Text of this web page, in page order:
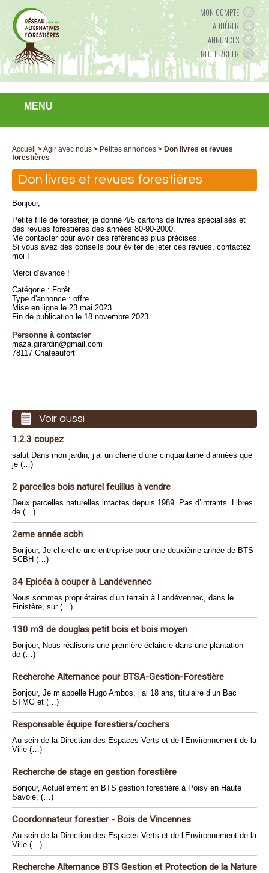
MON COMPTE
ADHÉRER
ANNONCES
RECHERCHER
MENU
Accueil >Agir avec nous > Petites annonces > Don livres et revues
forestières
Don livres et revues forestières
Bonjour,
Petite fille de forestier, je donne 4/5 cartons de livres spécialisés et
des revues forestières des années 80-90-2000.
Me contacter pour avoir des références plus précises.
Si vous avez des conseils pour éviter de jeter ces revues, contactez
moi !
Merci d’avance !
Catégorie : Forêt
Type d'annonce : offre
Mise en ligne le 23 mai 2023
Fin de publication le 18 novembre 2023
Personne à contacter
maza.girardin@gmail.com
78117 Chateaufort
Voir aussi
1.2.3 coupez
salut Dans mon jardin, j’ai un chene d’une cinquantaine d’années que
je (…)
2 parcelles bois naturel feuillus à vendre
Deux parcelles naturelles intactes depuis 1989. Pas d’intrants. Libres
de (…)
2eme année scbh
Bonjour, Je cherche une entreprise pour une deuxième année de BTS
SCBH (…)
34 Epicéa à couper à Landévennec
Nous sommes propriétaires d’un terrain à Landévennec, dans le
Finistère, sur (…)
130 m3 de douglas petit bois et bois moyen
Bonjour, Nous réalisons une première éclaircie dans une plantation
de (…)
Recherche Alternance pour BTSA-Gestion-Forestière
Bonjour, Je m’appelle Hugo Ambos, j’ai 18 ans, titulaire d’un Bac
STMG et (…)
Responsable équipe forestiers/cochers
Au sein de la Direction des Espaces Verts et de l’Environnement de la
Ville (…)
Recherche de stage en gestion forestière
Bonjour, Actuellement en BTS gestion forestière à Poisy en Haute
Savoie, (…)
Coordonnateur forestier - Bois de Vincennes
Au sein de la Direction des Espaces Verts et de l’Environnement de la
Ville (…)
Recherche Alternance BTS Gestion et Protection de la Nature